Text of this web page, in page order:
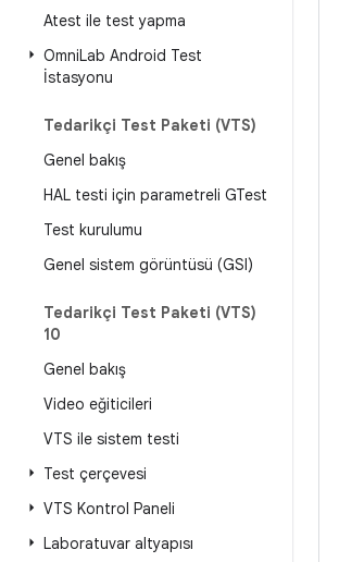
Atest ile test yapma
OmniLab Android Test
İstasyonu
Tedarikçi Test Paketi (VTS)
Genel bakış
HAL testi için parametreli GTest
Test kurulumu
Genel sistem görüntüsü (GSI)
Tedarikçi Test Paketi (VTS)
10
Genel bakış
Video eğiticileri
VTS ile sistem testi
Test çerçevesi
VTS Kontrol Paneli
Laboratuvar altyapısı